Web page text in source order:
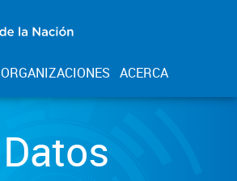
ORGANIZACIONES ACERCA
Datos